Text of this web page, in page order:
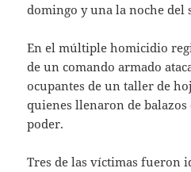
domingo y una la noche del
En el múltiple homicidio
de un comando armado
ocupantes de un taller de
quienes llenaron de balazos
poder.
Tres de las víctimas fueron